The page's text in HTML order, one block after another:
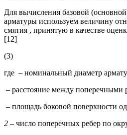
Для вычисления базовой
арматуры используем величину
смятия , принятую в качестве
[12]
(3)
где – номинальный диаметр
– расстояние между поперечными
– площадь боковой поверхности
2 – число поперечных ребер по